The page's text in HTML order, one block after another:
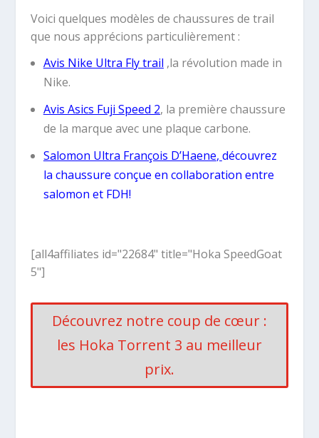
Voici quelques modèles de chaussures de trail
que nous apprécions particulièrement :
Avis Nike Ultra Fly trail ,la révolution made in
Nike.
Avis Asics Fuji Speed 2, la première chaussure
de la marque avec une plaque carbone.
Salomon Ultra François D’Haene, découvrez
la chaussure conçue en collaboration entre
salomon et FDH!
[all4affiliates id="22684" title="Hoka SpeedGoat
5"]
Découvrez notre coup de cœur :
les Hoka Torrent 3 au meilleur
prix.